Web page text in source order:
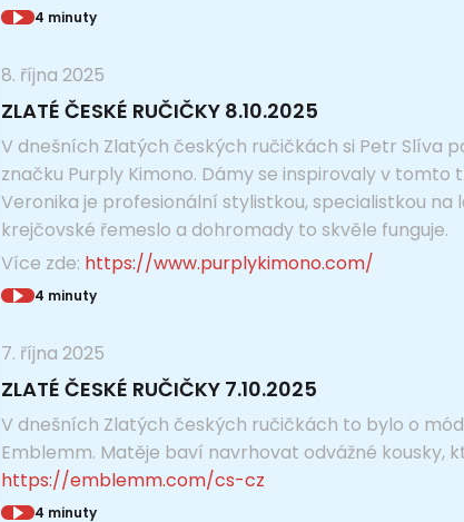
4 minuty
8. října 2025
ZLATÉ ČESKÉ RUČIČKY 8.10.2025
V dnešních Zlatých českých ručičkách si Petr Slíva
značku Purply Kimono. Dámy se inspirovaly v
Veronika je profesionální stylistkou, specialistkou
krejčovské řemeslo a dohromady to skvěle funguje.
Více zde: https://www.purplykimono.com/
4 minuty
7. října 2025
ZLATÉ ČESKÉ RUČIČKY 7.10.2025
V dnešních Zlatých českých ručičkách to bylo o
Emblemm. Matěje baví navrhovat odvážné kousky,
https://emblemm.com/cs-cz
4 minuty